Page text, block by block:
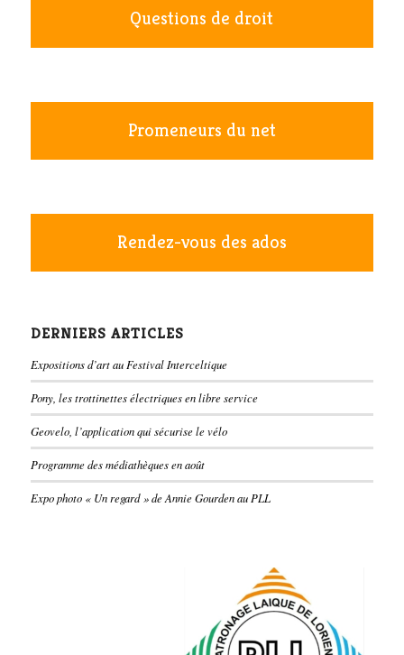
Questions de droit
Promeneurs du net
Rendez-vous des ados
DERNIERS ARTICLES
Expositions d’art au Festival Interceltique
Pony, les trottinettes électriques en libre service
Geovelo, l’application qui sécurise le vélo
Programme des médiathèques en août
Expo photo « Un regard » de Annie Gourden au PLL